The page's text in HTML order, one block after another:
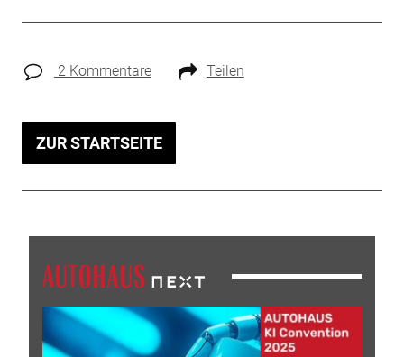
2 Kommentare Teilen
ZUR STARTSEITE